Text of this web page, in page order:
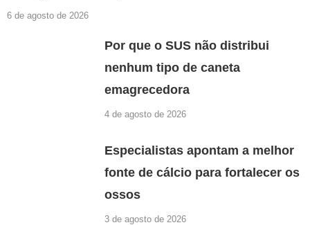
6 de agosto de 2026
Por que o SUS não distribui
nenhum tipo de caneta
emagrecedora
4 de agosto de 2026
Especialistas apontam a melhor
fonte de cálcio para fortalecer os
ossos
3 de agosto de 2026